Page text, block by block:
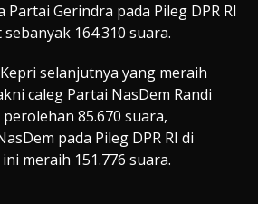
Gerindra pada Pileg DPR RI
164.310 suara.
selanjutnya yang meraih
caleg Partai NasDem Randi
85.670 suara,
pada Pileg DPR RI di
meraih 151.776 suara.